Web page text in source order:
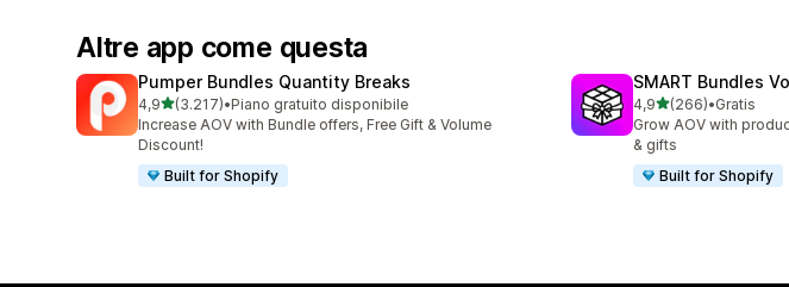
Altre app come questa
Pumper Bundles Quantity Breaks
4,9stelle su 5
(3.217)
3217 recensioni totali
•Piano gratuito disponibile
Increase AOV with Bundle offers, Free Gift & Volume
Discount!
Built for Shopify
SMART Bundles
4,9stelle su 5
(266)
266 recensioni totali
•Gratis
Grow AOV with
& gifts
Built for Shopify